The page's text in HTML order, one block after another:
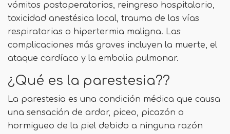
vómitos postoperatorios, reingreso hospitalario,
toxicidad anestésica local, trauma de las vías
respiratorias o hipertermia maligna. Las
complicaciones más graves incluyen la muerte, el
ataque cardíaco y la embolia pulmonar.
¿Qué es la parestesia??
La parestesia es una condición médica que causa
una sensación de ardor, piceo, picazón o
hormigueo de la piel debido a ninguna razón